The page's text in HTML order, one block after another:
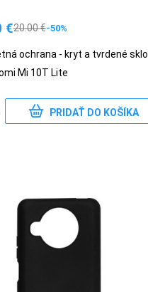
€20.00€-50%
ochrana - kryt a tvrdené sklo
Mi 10T Lite
PRIDAŤ DO KOŠÍKA